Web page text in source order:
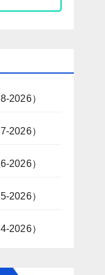
2026）
2026）
2026）
2026）
2026）